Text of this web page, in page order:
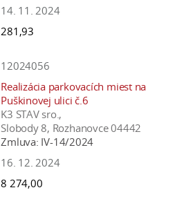
14. 11. 2024
281,93
12024056
Realizácia parkovacích miest na
Puškinovej ulici č.6
K3 STAV sro.,
Slobody 8, Rozhanovce 04442
Zmluva: IV-14/2024
16. 12. 2024
8 274,00